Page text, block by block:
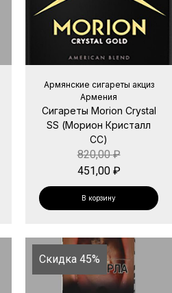
Армянские сигареты акциз
Армения
Сигареты Morion Crystal
SS (Морион Кристалл
СС)
820,00₽
451,00 ₽
В корзину
Скидка 45%